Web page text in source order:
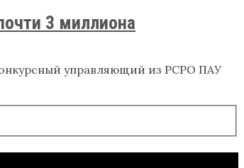
3 миллиона
управляющий из РСРО ПАУ